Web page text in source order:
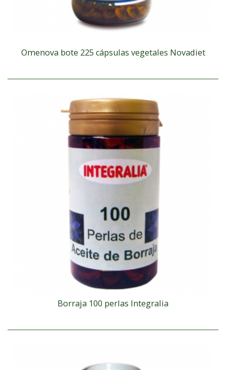
Omenova bote 225 cápsulas vegetales Novadiet
Borraja 100 perlas Integralia